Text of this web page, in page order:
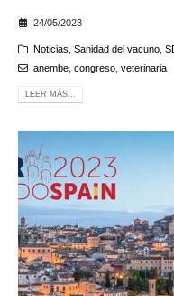
24/05/2023
Noticias Sanidad del vacuno,
anembe, congreso, veterinaria
LEER MÁS...